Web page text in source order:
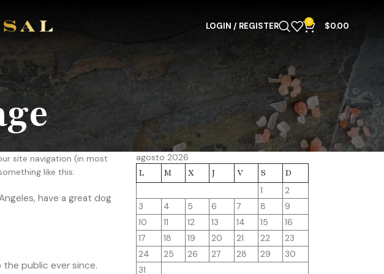
LOGIN / REGISTER 0 $0.00
site navigation (in most
like this:
have a great dog
the public ever since.
agosto 2026
L M X J V S D
1
2
3
4 5 6 7 8
9
10
11 12 13 14 15
16
17
18 19 20 21 22
23
24
25 26 27 28 29
30
31